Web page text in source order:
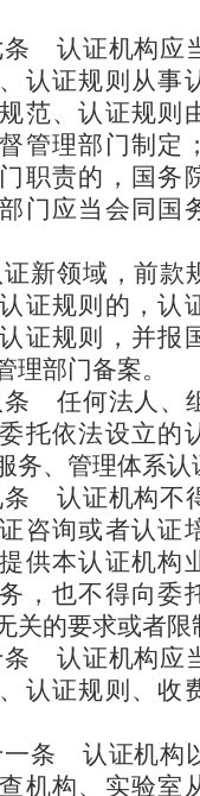
条 认证机构应
认证规则从事
范、认证规则
管理部门制定
职责的，国务
门应当会同国
新领域，前款
证规则的，认
证规则，并报
理部门备案。
条 任何法人、
托依法设立的
务、管理体系认
条 认证机构不
咨询或者认证
供本认证机构
，也不得向委
关的要求或者限
条 认证机构应
认证规则、收
一条 认证机构
机构、实验室